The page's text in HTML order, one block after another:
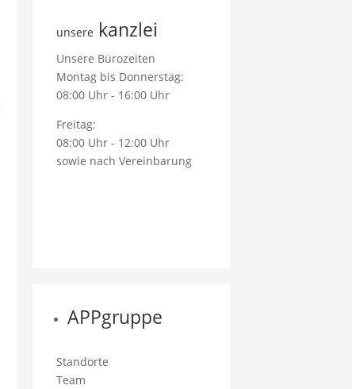
unsere kanzlei
Unsere Bürozeiten
Montag bis Donnerstag:
08:00 Uhr - 16:00 Uhr
Freitag:
08:00 Uhr - 12:00 Uhr
sowie nach Vereinbarung
APPgruppe
Standorte
Team